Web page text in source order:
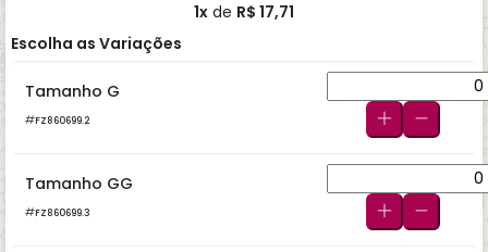
1x de R$ 17,71
Escolha as Variações
Tamanho G
FZ860699.2
Tamanho GG
FZ860699.3